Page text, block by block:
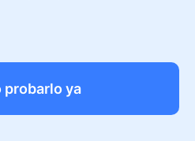
probarlo ya